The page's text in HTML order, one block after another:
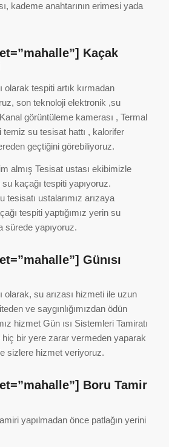
kademe anahtarının erimesi yada
Kaçak
olarak tespiti artık kırmadan
son teknoloji elektronik ,su
görüntüleme kamerası , Termal
su tesisat hattı , kalorifer
geçtiğini görebiliyoruz.
almış Tesisat ustası ekibimizle
kaçağı tespiti yapıyoruz.
ustalarımız arızaya
tespiti yaptığımız yerin su
sürede yapıyoruz.
Günısı
olarak, su arızası hizmeti ile uzun
ve saygınlığımızdan ödün
hizmet Gün ısı Sistemleri Tamiratı
hiç bir yere zarar vermeden yaparak
sizlere hizmet veriyoruz.
Boru Tamir
yapılmadan önce patlağın yerini